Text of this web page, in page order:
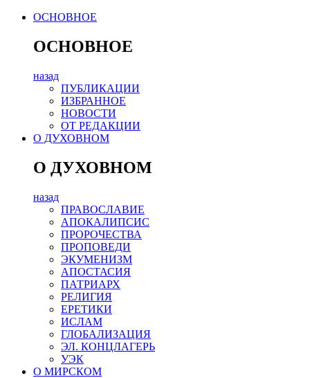
ОСНОВНОЕ
ОСНОВНОЕ
назад
ПУБЛИКАЦИИ
ИЗБРАННОЕ
НОВОСТИ
ОТ РЕДАКЦИИ
О ДУХОВНОМ
О ДУХОВНОМ
назад
ПРАВОСЛАВИЕ
АПОКАЛИПСИС
ПРОРОЧЕСТВА
ПРОПОВЕДИ
ЭКУМЕНИЗМ
АПОСТАСИЯ
ПАТРИАРХ
РЕЛИГИЯ
ЕРЕТИКИ
ИСЛАМ
ГЛОБАЛИЗАЦИЯ
ЭЛ. КОНЦЛАГЕРЬ
УЭК
О МИРСКОМ